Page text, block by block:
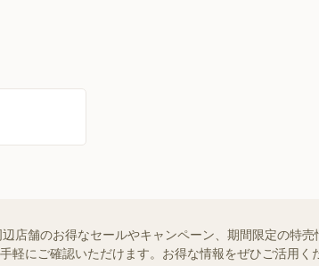
店舗のお得なセールやキャンペーン、期間限定の特売
にご確認いただけます。お得な情報をぜひご活用く